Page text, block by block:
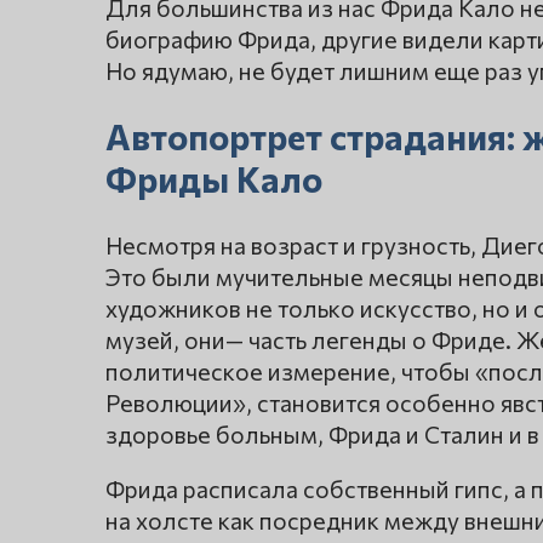
Для большинства из нас Фрида Кало
биографию Фрида, другие видели
Но ядумаю, не будет лишним еще раз
Автопортрет
Фриды Кало
Несмотря на возраст и грузность,
Это были мучительные месяцы
художников не только искусство, но
музей, они— часть легенды о Фриде.
политическое измерение, чтобы
Революции», становится особенно
здоровье больным, Фрида и Сталин и
Фрида расписала собственный гипс,
на холсте как посредник между